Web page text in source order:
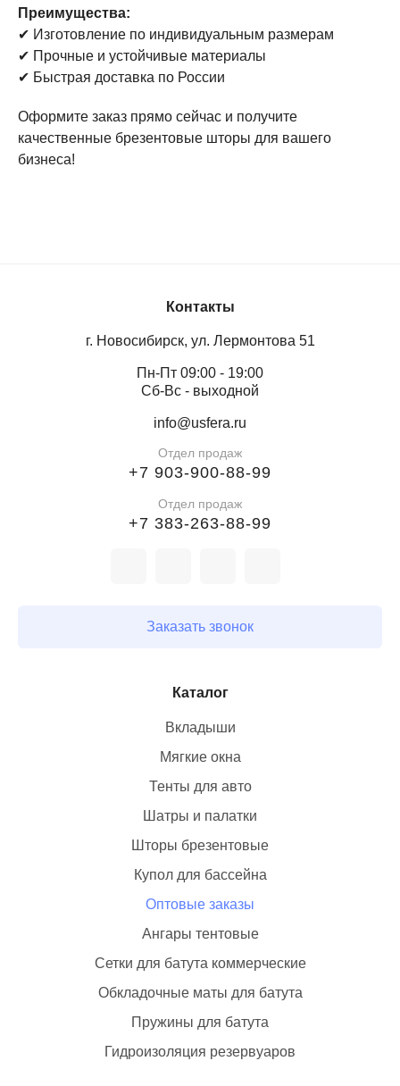
Гибкость в дизайне
исполнения в зависимости от ваших нужд.
Быстрая доставка по всей России
оперативно доставим продукцию в любой регион.
Кому подойдут наши брезентовые
шторы?
Свяжитесь с нами для консультации, и мы подберем
оптимальные брезентовые шторы для вашего
позвонить по указанному номеру. Гарантируем
высокое качество продукции, индивидуальный подход
Преимущества:
✔ Изготовление по индивидуальным размерам
✔ Прочные и устойчивые материалы
✔ Быстрая доставка по России
Оформите заказ прямо сейчас и получите
качественные брезентовые шторы для вашего
бизнеса!
Каталог
Вкладыши
Мягкие окна
Тенты для авто
Шатры и палатки
Шторы брезентовые
Купол для бассейна
Оптовые заказы
Ангары тентовые
Сетки для батута коммерческие
Обкладочные маты для батута
Пружины для батута
Гидроизоляция резервуаров
Контакты
г. Новосибирск, ул. Лермонтова 51
Пн-Пт 09:00 - 19:00
Сб-Вс - выходной
info@usfera.ru
Отдел продаж
+7 903-900-88-99
Отдел продаж
+7 383-263-88-99
Заказать звонок